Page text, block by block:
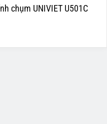
chụm UNIVIET U501C